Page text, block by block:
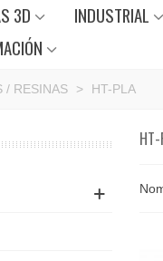
3D INDUSTRIAL
/ RESINAS > HT-PLA
HT-